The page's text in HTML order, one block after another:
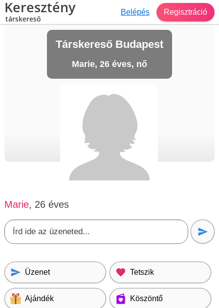
Keresztény
társkereső
Belépés Regisztráció
Társkereső Budapest
Marie, 26 éves, nő
Marie, 26 éves
Üzenet Tetszik
Ajándék Köszöntő